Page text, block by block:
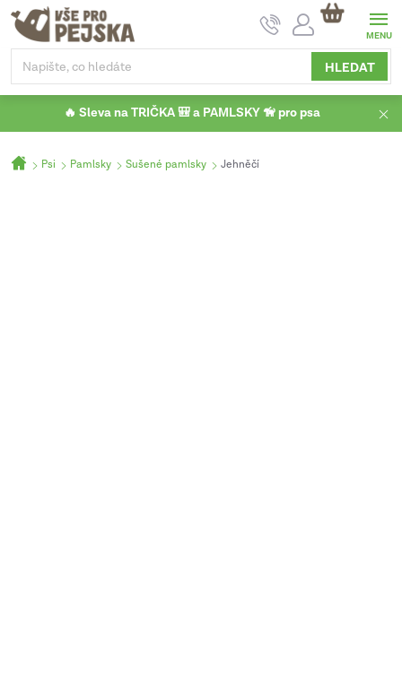
Přejít
obsah
HLEDAT
NÁKUPNÍ
KOŠÍK
🔥 Sleva na TRIČKA 🎒 a PAMLSKY 🦮 pro psa
Domů
Psi Pamlsky Sušené pamlsky Jehněčí